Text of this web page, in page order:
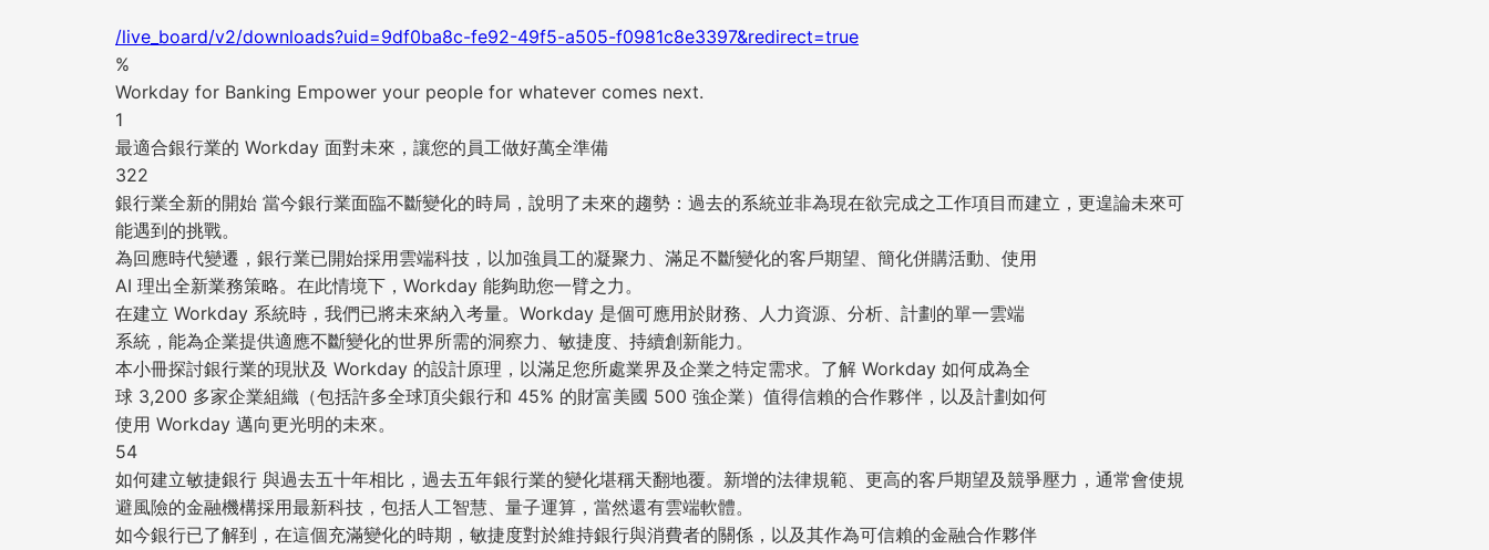
/live_board/v2/downloads?uid=9df0ba8c-fe92-49f5-a505-f0981c8e3397&redirect=true
%
Workday for Banking Empower your people for whatever comes next.
1
最適合銀行業的 Workday 面對未來，讓您的員工做好萬全準備
322
銀行業全新的開始 當今銀行業面臨不斷變化的時局，說明了未來的趨勢：過去的系統並非為現在欲完成之工作項目而建立，更遑論未來可
能遇到的挑戰。
為回應時代變遷，銀行業已開始採用雲端科技，以加強員工的凝聚力、滿足不斷變化的客戶期望、簡化併購活動、使用
AI 理出全新業務策略。在此情境下，Workday 能夠助您一臂之力。
在建立 Workday 系統時，我們已將未來納入考量。Workday 是個可應用於財務、人力資源、分析、計劃的單一雲端
系統，能為企業提供適應不斷變化的世界所需的洞察力、敏捷度、持續創新能力。
本小冊探討銀行業的現狀及 Workday 的設計原理，以滿足您所處業界及企業之特定需求。了解 Workday 如何成為全
球 3,200 多家企業組織（包括許多全球頂尖銀行和 45% 的財富美國 500 強企業）值得信賴的合作夥伴，以及計劃如何
使用 Workday 邁向更光明的未來。
54
如何建立敏捷銀行 與過去五十年相比，過去五年銀行業的變化堪稱天翻地覆。新增的法律規範、更高的客戶期望及競爭壓力，通常會使規
避風險的金融機構採用最新科技，包括人工智慧、量子運算，當然還有雲端軟體。
如今銀行已了解到，在這個充滿變化的時期，敏捷度對於維持銀行與消費者的關係，以及其作為可信賴的金融合作夥伴